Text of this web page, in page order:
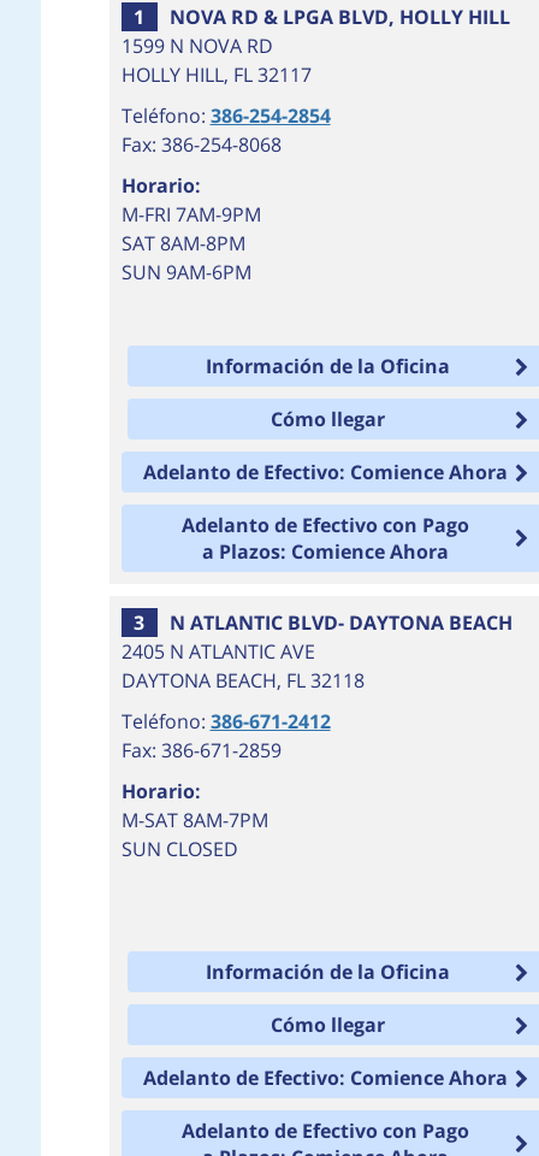
1
NOVA RD & LPGA BLVD, HOLLY HILL
1599 N NOVA RD
HOLLY HILL, FL 32117
Teléfono: 386-254-2854
Fax: 386-254-8068
Horario:
M-FRI 7AM-9PM
SAT 8AM-8PM
SUN 9AM-6PM
Información de la Oficina
Cómo llegar
Adelanto de Efectivo: Comience Ahora
Adelanto de Efectivo con Pago
a Plazos: Comience Ahora
3
N ATLANTIC BLVD- DAYTONA BEACH
2405 N ATLANTIC AVE
DAYTONA BEACH, FL 32118
Teléfono: 386-671-2412
Fax: 386-671-2859
Horario:
M-SAT 8AM-7PM
SUN CLOSED
Información de la Oficina
Cómo llegar
Adelanto de Efectivo: Comience Ahora
Adelanto de Efectivo con Pago